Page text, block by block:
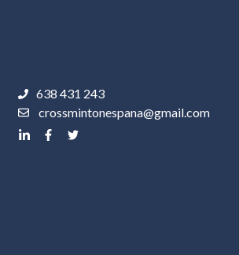
638 431 243
crossmintonespana@gmail.com